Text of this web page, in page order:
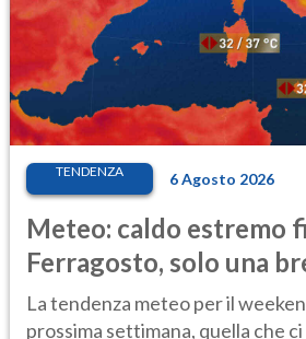
TENDENZA 6 Agosto 2026
Meteo: caldo estremo
Ferragosto, solo una
Ecco dove
La tendenza meteo per il
prossima settimana, quella che